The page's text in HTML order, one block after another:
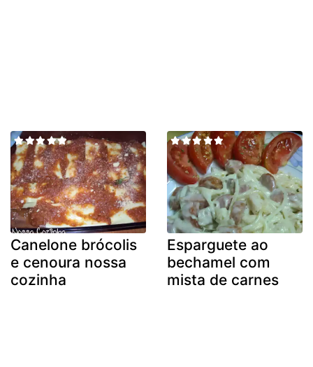
Canelone brócolis
e cenoura nossa
cozinha
Esparguete ao
bechamel com
mista de carnes